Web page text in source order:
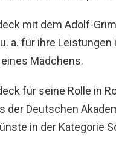
mit dem Adolf-
a. für ihre Leistungen
Mädchens.
für seine Rolle in
der Deutschen
in der Kategorie